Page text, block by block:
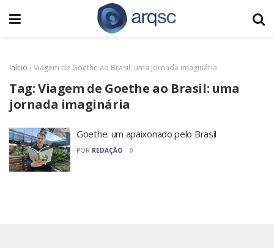
Início › Viagem de Goethe ao Brasil: uma jornada imaginária
Tag:Viagem de Goethe ao Brasil: uma
jornada imaginária
Goethe: um apaixonado pelo Brasil
POR REDAÇÃO 0